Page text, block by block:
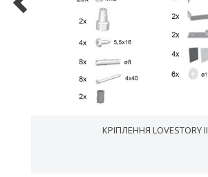
КРІПЛЕННЯ LOVESTORY II